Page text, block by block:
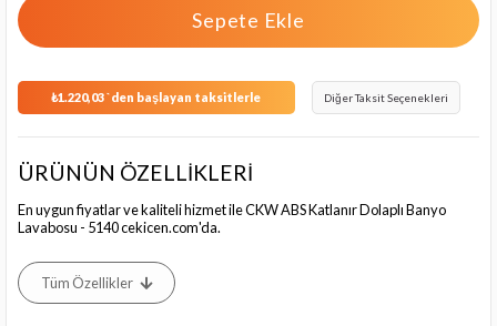
₺1.220,03`den başlayan taksitlerle Diğer Taksit Seçenekleri
ÜRÜNÜN ÖZELLİKLERİ
En uygun fiyatlar ve kaliteli hizmet ile CKW ABS Katlanır Dolaplı Banyo
Lavabosu - 5140 cekicen.com'da.
Tüm Özellikler